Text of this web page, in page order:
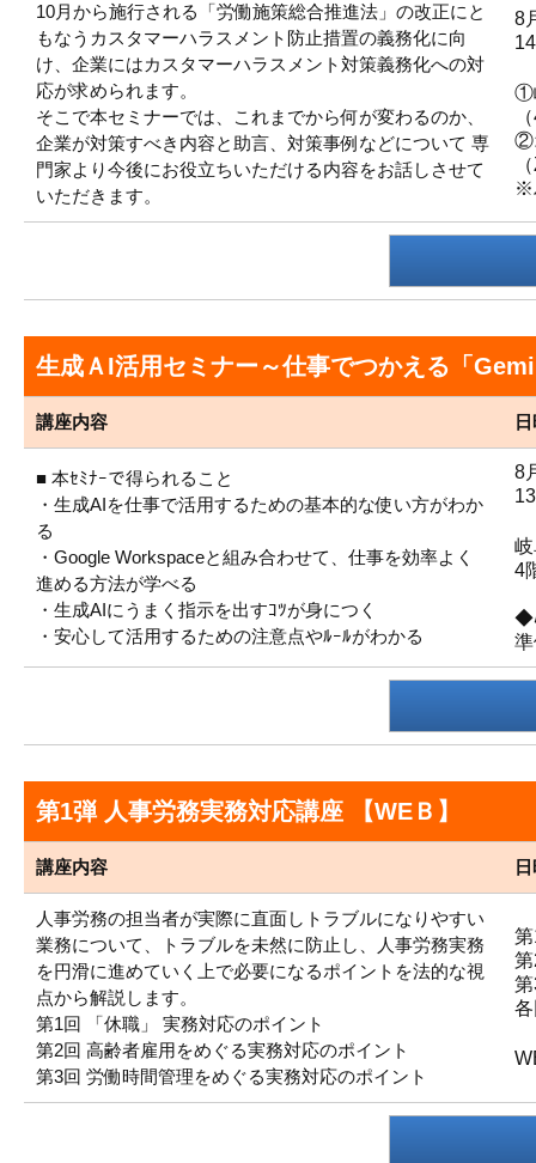
10月から施行される「労働施策総合推進法」の改正にと
もなうカスタマーハラスメント防止措置の義務化に向
け、企業にはカスタマーハラスメント対策義務化への対
応が求められます。
そこで本セミナーでは、これまでから何が変わるのか、
企業が対策すべき内容と助言、対策事例などについて 専
門家より今後にお役立ちいただける内容をお話しさせて
いただきます。
8
①
②
※
生成ＡI活用セミナー～仕事でつかえる「
講座内容
■ 本ｾﾐﾅｰで得られること
・生成AIを仕事で活用するための基本的な使い方がわか
る
・Google Workspaceと組み合わせて、仕事を効率よく
進める方法が学べる
・生成AIにうまく指示を出すｺﾂが身につく
・安心して活用するための注意点やﾙｰﾙがわかる
8
4
◆
第1弾 人事労務実務対応講座 【WEＢ】
講座内容
人事労務の担当者が実際に直面しトラブルになりやすい
業務について、トラブルを未然に防止し、人事労務実務
を円滑に進めていく上で必要になるポイントを法的な視
点から解説します。
第1回 「休職」 実務対応のポイント
第2回 高齢者雇用をめぐる実務対応のポイント
第3回 労働時間管理をめぐる実務対応のポイント